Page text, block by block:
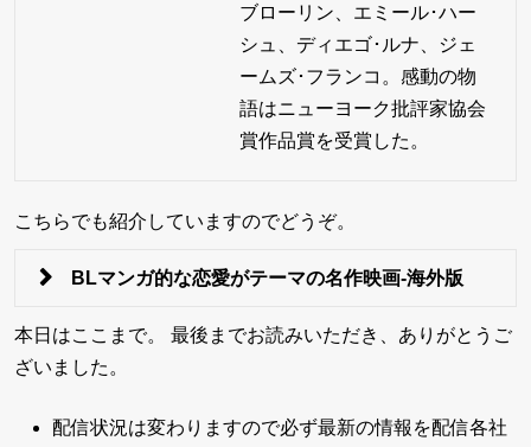
ブローリン、エミール･ハー
シュ、ディエゴ･ルナ、ジェ
ームズ･フランコ。感動の物
語はニューヨーク批評家協会
賞作品賞を受賞した。
こちらでも紹介していますのでどうぞ。
BLマンガ的な恋愛がテーマの名作映画-海外版
本日はここまで。 最後までお読みいただき、ありがとうご
ざいました。
配信状況は変わりますので必ず最新の情報を配信各社